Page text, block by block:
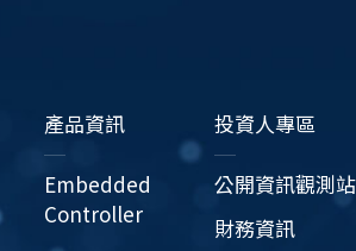
產品資訊
Embedded
Controller
投資人專區
公開資訊觀測站
財務資訊